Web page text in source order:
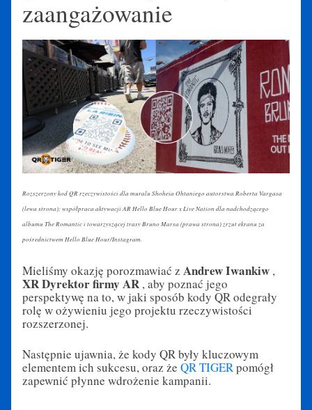
zaangażowanie
Rozszerzony kod QR rzeczywistości dla muralu Shoheia Ohtaniego autorstwa Roberta Vargasa
(lewa strona); współpraca aktywacji AR Hello Blue Hour x Live Nation dla nadchodzącego
albumu The Romantic i towarzyszącej trasy Bruno Marsa (prawa strona) zrzut ekranu za
pośrednictwem Hello Blue Hour/Instagram.
Mieliśmy okazję porozmawiać z Andrew Iwankiw ,
XR Dyrektor firmy AR , aby poznać jego
perspektywę na to, w jaki sposób kody QR odegrały
rolę w ożywieniu jego projektu rzeczywistości
rozszerzonej.
Następnie ujawnia, że kody QR były kluczowym
elementem ich sukcesu, oraz że QR TIGERpomógł
zapewnić płynne wdrożenie kampanii.